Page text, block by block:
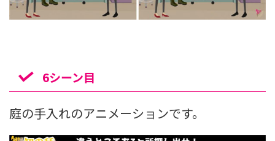
6シーン目
庭の手入れのアニメーションです。